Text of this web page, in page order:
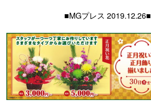
■MGプレス 2019.12.26■